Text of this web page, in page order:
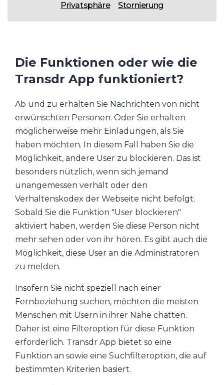
Privatsphäre
Stornierung
Die Funktionen oder wie die
Transdr App funktioniert?
Ab und zu erhalten Sie Nachrichten von nicht
erwünschten Personen. Oder Sie erhalten
möglicherweise mehr Einladungen, als Sie
haben möchten. In diesem Fall haben Sie die
Möglichkeit, andere User zu blockieren. Das ist
besonders nützlich, wenn sich jemand
unangemessen verhält oder den
Verhaltenskodex der Webseite nicht befolgt.
Sobald Sie die Funktion "User blockieren"
aktiviert haben, werden Sie diese Person nicht
mehr sehen oder von ihr hören. Es gibt auch die
Möglichkeit, diese User an die Administratoren
zu melden.
Insofern Sie nicht speziell nach einer
Fernbeziehung suchen, möchten die meisten
Menschen mit Usern in ihrer Nähe chatten.
Daher ist eine Filteroption für diese Funktion
erforderlich. Transdr App bietet so eine
Funktion an sowie eine Suchfilteroption, die auf
bestimmten Kriterien basiert.